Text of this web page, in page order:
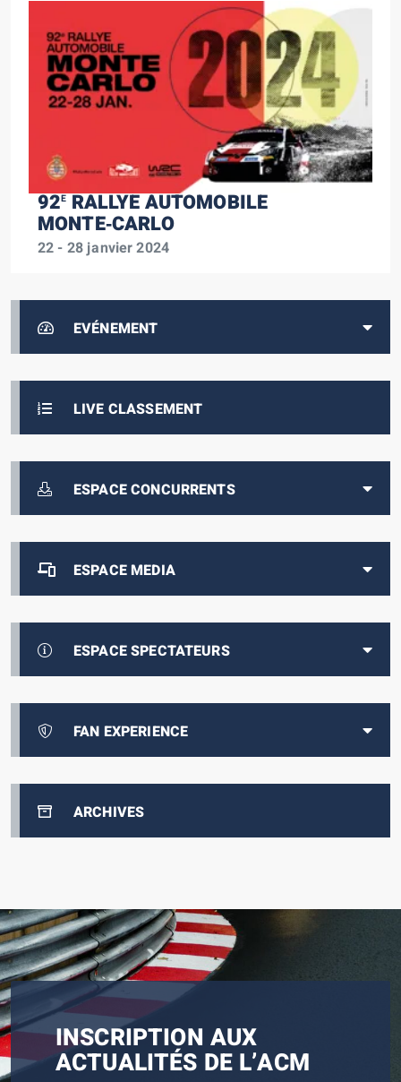
92ERALLYE AUTOMOBILE
MONTE‑CARLO
22 - 28 janvier 2024
EVÉNEMENT
LIVE CLASSEMENT
ESPACE CONCURRENTS
ESPACE MEDIA
ESPACE SPECTATEURS
FAN EXPERIENCE
ARCHIVES
INSCRIPTION AUX
ACTUALITÉS DE L’ACM